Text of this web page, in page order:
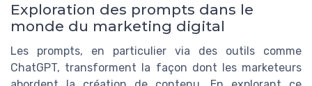
Exploration des prompts dans le
monde du marketing digital
Les prompts, en particulier via des outils comme
ChatGPT, transforment la façon dont les marketeurs